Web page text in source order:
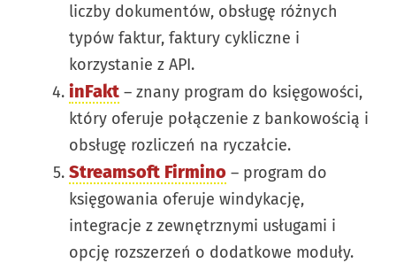
liczby dokumentów, obsługę różnych
typów faktur, faktury cykliczne i
korzystanie z API.
inFakt – znany program do księgowości,
który oferuje połączenie z bankowością i
obsługę rozliczeń na ryczałcie.
Streamsoft Firmino – program do
księgowania oferuje windykację,
integracje z zewnętrznymi usługami i
opcję rozszerzeń o dodatkowe moduły.